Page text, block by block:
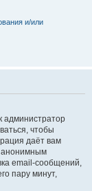
и/или
администратор
чтобы
даёт вам
анонимным
email-сообщений,
пару минут,